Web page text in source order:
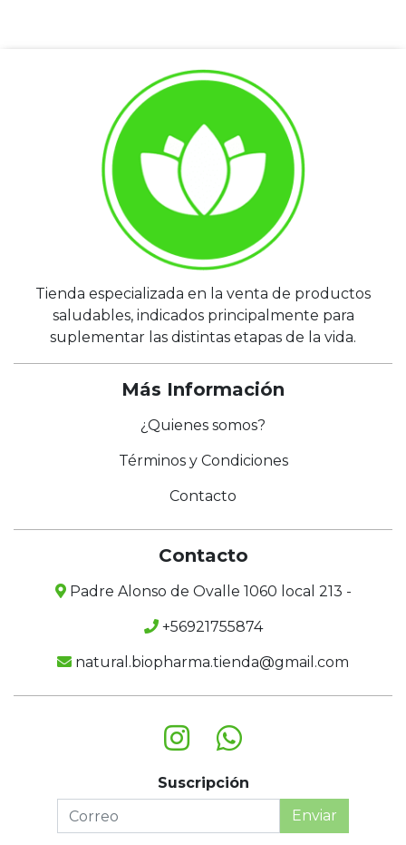
Tienda especializada en la venta de productos
saludables, indicados principalmente para
suplementar las distintas etapas de la vida.
Más Información
¿Quienes somos?
Términos y Condiciones
Contacto
Contacto
Padre Alonso de Ovalle 1060 local 213 -
+56921755874
natural.biopharma.tienda@gmail.com
Suscripción
Enviar